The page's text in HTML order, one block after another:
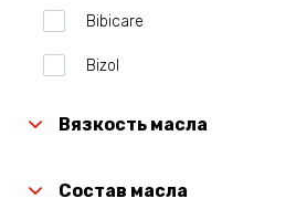
Bibicare
Bizol
Gazpromneft
Вязкость масла
Состав масла